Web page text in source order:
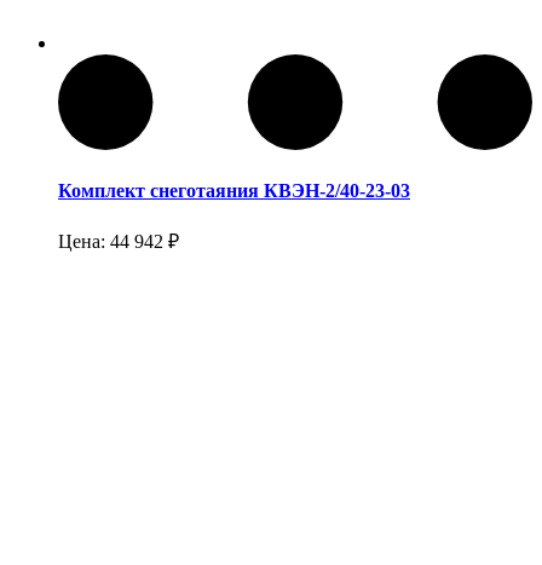
Комплект снеготаяния КВЭН-2/40-23-03
Цена: 44 942 ₽